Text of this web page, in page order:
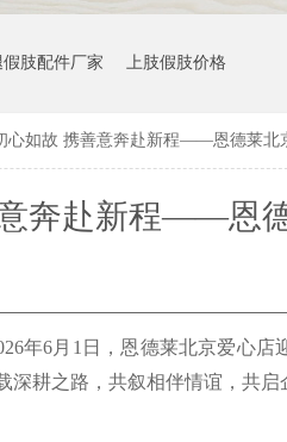
假肢配件厂家 上肢假肢价格
心如故 携善意奔赴新程——恩德莱北
奔赴新程——恩
年6月1日，恩德莱北京爱心
耕之路，共叙相伴情谊，共启